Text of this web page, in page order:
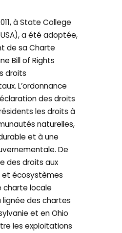
à State College
a été adoptée,
de sa Charte
Bill of Rights
droits
L’ordonnance
des droits
les droits à
naturelles,
et à une
De
des droits aux
écosystèmes
charte locale
lignée des chartes
et en Ohio
les exploitations